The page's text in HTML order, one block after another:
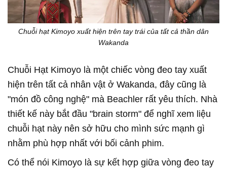
Chuỗi hạt Kimoyo xuất hiện trên tay trái của tất cả thần dân
Wakanda
Chuỗi Hạt Kimoyo là một chiếc vòng đeo tay xuất
hiện trên tất cả nhân vật ở Wakanda, đây cũng là
"món đồ công nghệ" mà Beachler rất yêu thích. Nhà
thiết kế này bắt đầu "brain storm" để nghĩ xem liệu
chuỗi hạt này nên sở hữu cho mình sức mạnh gì
nhằm phù hợp nhất với bối cảnh phim.
Có thể nói Kimoyo là sự kết hợp giữa vòng đeo tay